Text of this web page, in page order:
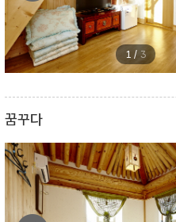
1 / 3
꿈꾸다